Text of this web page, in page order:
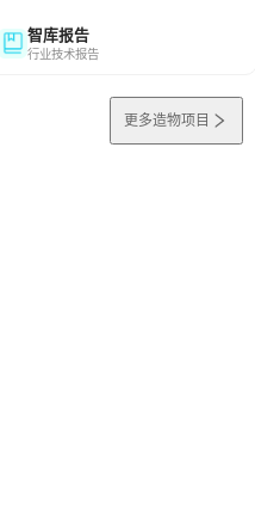
智库报告
行业技术报告
更多造物项目